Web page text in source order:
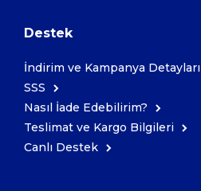
Destek
İndirim ve Kampanya Detayları
SSS
Nasıl İade Edebilirim?
Teslimat ve Kargo Bilgileri
Canlı Destek